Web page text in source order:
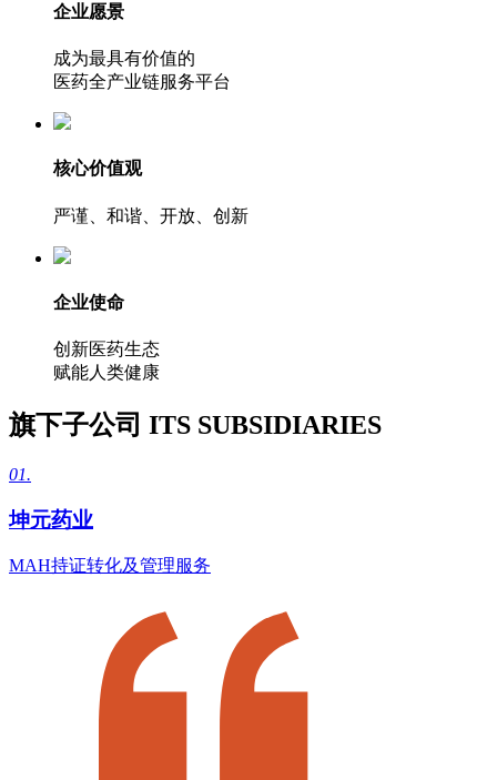
企业愿景
成为最具有价值的
医药全产业链服务平台
核心价值观
严谨、和谐、开放、创新
企业使命
创新医药生态
赋能人类健康
旗下子公司 ITS SUBSIDIARIES
01.
坤元药业
MAH持证转化及管理服务